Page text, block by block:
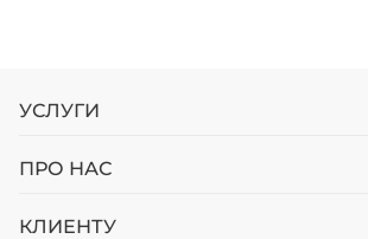
УСЛУГИ
ПРО НАС
КЛИЕНТУ